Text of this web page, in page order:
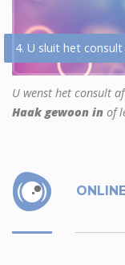
4. U sluit het
U wenst het consult
Haak gewoon in of